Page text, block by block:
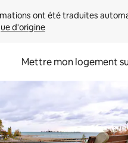
d'origine
Mettre mon logement